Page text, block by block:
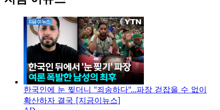
한국인에 눈 찢더니 "죄송하다"...파장 걷잡을 수 없이
확산하자 결국 [지금이뉴스]